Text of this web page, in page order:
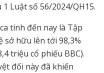
Luật số 56/2024/QH15.
tính đến nay là Tập
sở hữu lên tới 98,3%
triệu cổ phiếu BBC).
đối này đã khiến